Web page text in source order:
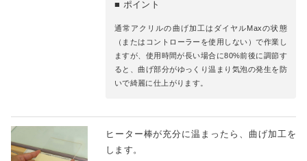
■ ポイント
通常アクリルの曲げ加工はダイヤルMaxの状態
（またはコントローラーを使用しない）で作業し
ますが、使用時間が長い場合に80%前後に調節す
ると、曲げ部分がゆっくり温まり気泡の発生を防
いで綺麗に仕上がります。
ヒーター棒が充分に温まったら、曲げ加工を
します。